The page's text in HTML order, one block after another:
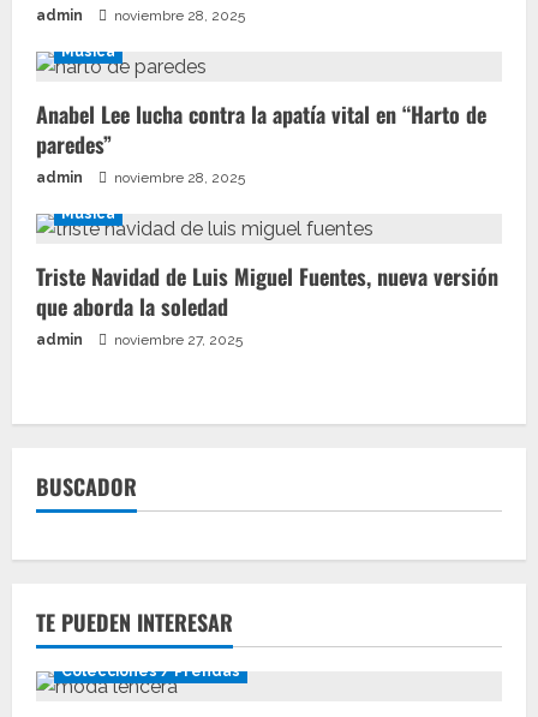
admin noviembre 28, 2025
Música
Anabel Lee lucha contra la apatía vital en “Harto de
paredes”
admin noviembre 28, 2025
Música
Triste Navidad de Luis Miguel Fuentes, nueva versión
que aborda la soledad
admin noviembre 27, 2025
BUSCADOR
TE PUEDEN INTERESAR
Colecciones / Prendas